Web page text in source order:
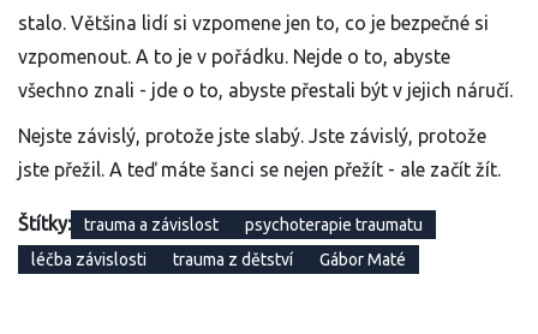
stalo. Většina lidí si vzpomene jen to, co je bezpečné si
vzpomenout. A to je v pořádku. Nejde o to, abyste
všechno znali - jde o to, abyste přestali být v jejich náručí.
Nejste závislý, protože jste slabý. Jste závislý, protože
jste přežil. A teď máte šanci se nejen přežít - ale začít žít.
Štítky: trauma a závislost
psychoterapie traumatu
léčba závislosti
trauma z dětství Gábor Maté